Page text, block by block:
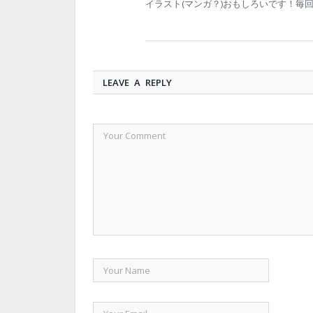
イラスト(マンガ？)おもしろいです！毎
LEAVE A REPLY